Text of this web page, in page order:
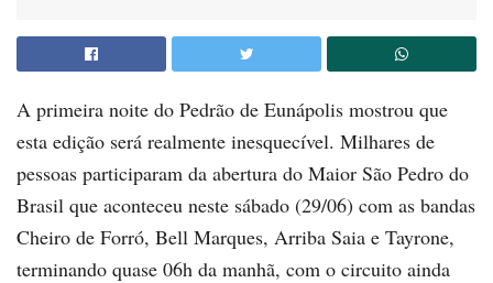
A primeira noite do Pedrão de Eunápolis mostrou que
esta edição será realmente inesquecível. Milhares de
pessoas participaram da abertura do Maior São Pedro do
Brasil que aconteceu neste sábado (29/06) com as bandas
Cheiro de Forró, Bell Marques, Arriba Saia e Tayrone,
terminando quase 06h da manhã, com o circuito ainda